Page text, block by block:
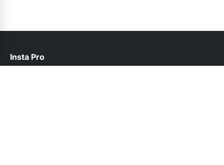
Insta Pro